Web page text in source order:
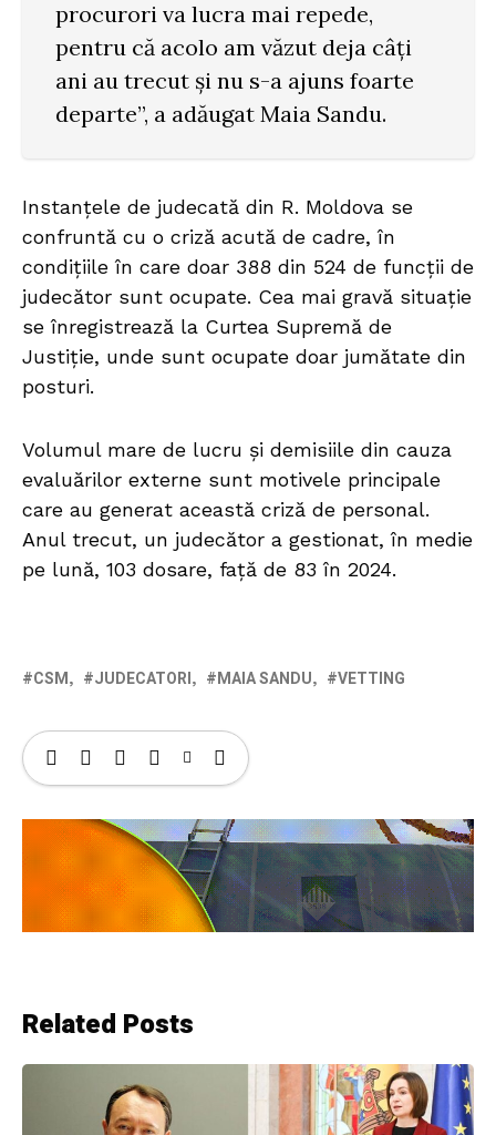
procurori va lucra mai repede,
pentru că acolo am văzut deja câți
ani au trecut și nu s-a ajuns foarte
departe”, a adăugat Maia Sandu.
Instanțele de judecată din R. Moldova se
confruntă cu o criză acută de cadre, în
condițiile în care doar 388 din 524 de funcții de
judecător sunt ocupate. Cea mai gravă situație
se înregistrează la Curtea Supremă de
Justiție, unde sunt ocupate doar jumătate din
posturi.
Volumul mare de lucru și demisiile din cauza
evaluărilor externe sunt motivele principale
care au generat această criză de personal.
Anul trecut, un judecător a gestionat, în medie
pe lună, 103 dosare, față de 83 în 2024.
CSM JUDECATORI MAIA SANDU VETTING
Related Posts